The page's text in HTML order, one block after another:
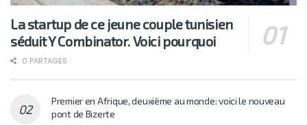
La startup de ce jeune couple tunisien
séduit Y Combinator. Voici pourquoi
0 PARTAGES
Premier en Afrique, deuxième au monde: voici le nouveau
pont de Bizerte